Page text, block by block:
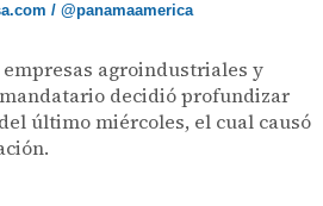
/ @panamaamerica
agroindustriales y
decidió profundizar
último miércoles, el cual causó